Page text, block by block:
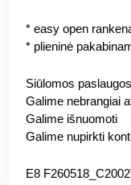
* easy open
* plieninė
Siūlomos
Galime nebrangiai
Galime išnuomoti
Galime nupirkti
E8